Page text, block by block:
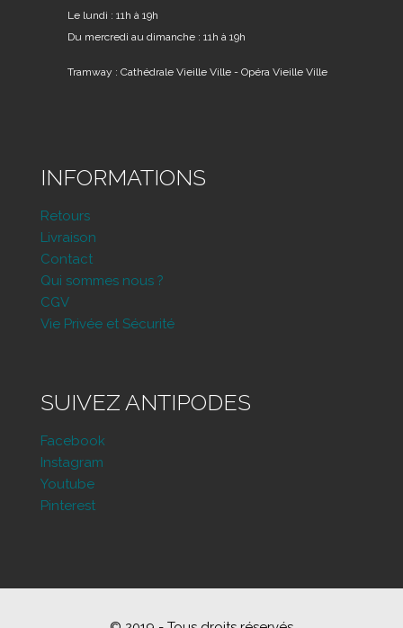
Le lundi : 11h à 19h
Du mercredi au dimanche : 11h à 19h
Tramway : Cathédrale Vieille Ville - Opéra Vieille Ville
INFORMATIONS
Retours
Livraison
Contact
Qui sommes nous ?
CGV
Vie Privée et Sécurité
SUIVEZ ANTIPODES
Facebook
Instagram
Youtube
Pinterest